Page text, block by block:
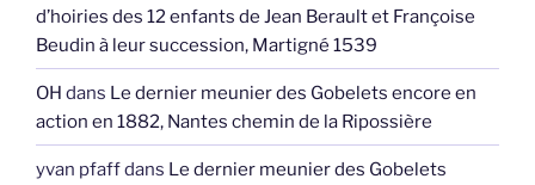
d’hoiries des 12 enfants de Jean Berault et Françoise
Beudin à leur succession, Martigné 1539
OH dans Le dernier meunier des Gobelets encore en
action en 1882, Nantes chemin de la Ripossière
yvan pfaffdans Le dernier meunier des Gobelets